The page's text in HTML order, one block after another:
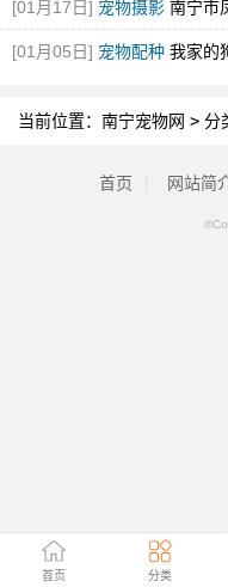
首页 分类
[01月17日] 宠物摄影 南宁市
影艺术节[图]
[01月05日] 宠物配种 我家的
当前位置： 南宁宠物网 > 分
首页 网站简